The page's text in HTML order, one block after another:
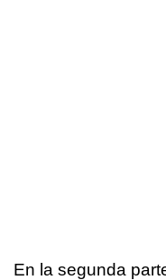
En la segunda